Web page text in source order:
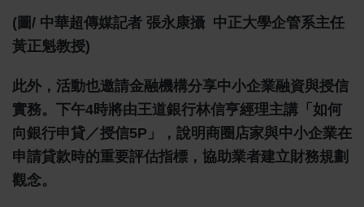
(圖/ 中華超傳媒記者 張永康攝 中正大學企管系主任
黃正魁教授)
此外，活動也邀請金融機構分享中小企業融資與授信
實務。下午4時將由王道銀行林信亨經理主講「如何
向銀行申貸／授信5P」，說明商圈店家與中小企業在
申請貸款時的重要評估指標，協助業者建立財務規劃
觀念。